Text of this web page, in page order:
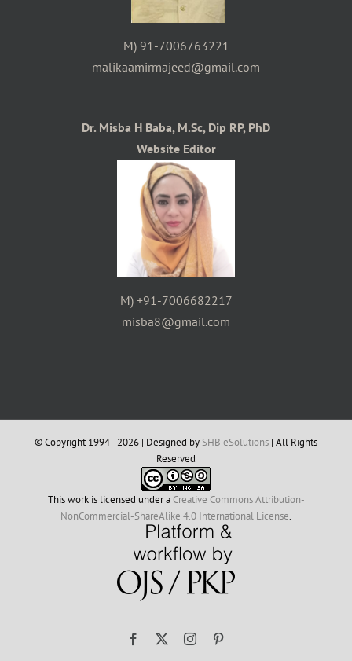
M) 91-7006763221
malikaamirmajeed@gmail.com
Dr. Misba H Baba, M.Sc, Dip RP, PhD
Website Editor
M) +91-7006682217
misba8@gmail.com
© Copyright 1994 - 2026 | Designed by SHB eSolutions | All Rights
Reserved
This work is licensed under a Creative Commons Attribution-
NonCommercial-ShareAlike 4.0 International License.
Facebook Instagram